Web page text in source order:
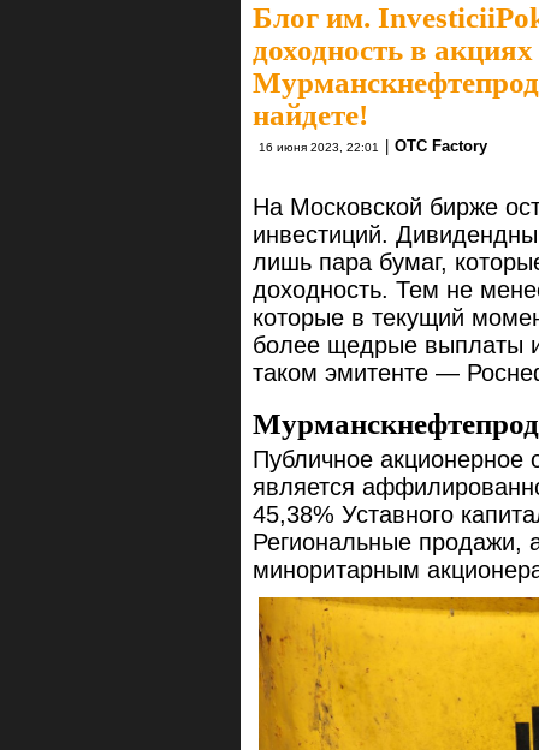
Блог им.
доходность в
найдете!
16 июня 2023, 22:01 OTC Factory
На Московской бирже
инвестиций.
лишь пара бумаг,
доходность. Тем не
которые в текущий
более щедрые выплаты
таком эмитенте —
Публичное акционерное
является
45,38% Уставного
Региональные продажи,
миноритарным